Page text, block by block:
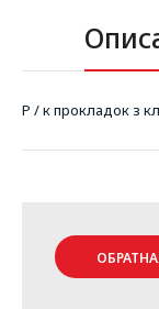
Р / к прокладок з